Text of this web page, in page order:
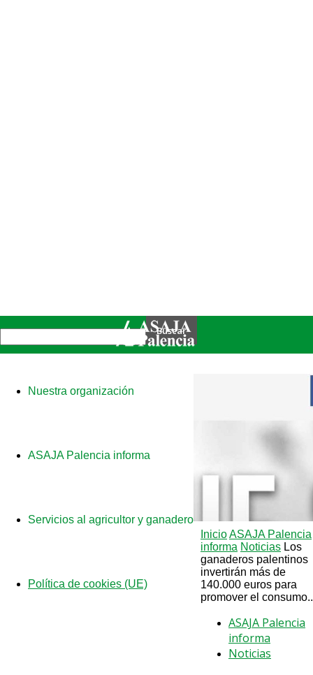
Nuestra organización
ASAJA Palencia informa
Servicios al agricultor y ganadero
Política de cookies (UE)
InicioASAJA Palencia
informa Noticias Los
ganaderos palentinos
invertirán más de
140.000 euros para
promover el
ASAJA Palencia
informa
Noticias